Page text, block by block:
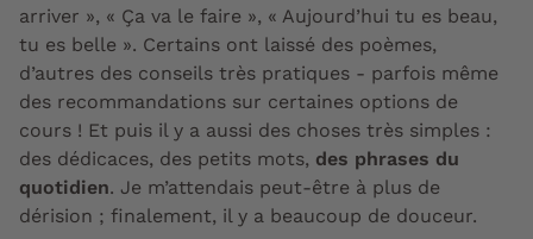
arriver », « Ça va le faire », « Aujourd’hui tu es beau,
tu es belle ». Certains ont laissé des poèmes,
d’autres des conseils très pratiques - parfois même
des recommandations sur certaines options de
cours ! Et puis il y a aussi des choses très simples :
des dédicaces, des petits mots, des phrases du
quotidien. Je m’attendais peut-être à plus de
dérision ; finalement, il y a beaucoup de douceur.